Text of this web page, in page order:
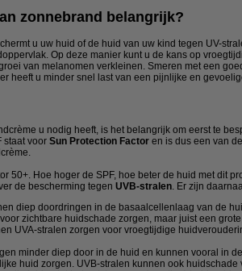
zonnebrand belangrijk?
u uw huid of de huid van uw kind tegen UV-
Op deze manier kunt u de kans op
van melanomen verkleinen. Smeren met een
heeft u minder snel last van een pijnlijke en
u nodig heeft, is het belangrijk om eerst te
staat voor Sun Protection Factor en is dus een van
50+. Hoe hoger de SPF, hoe beter de huid met dit
de bescherming tegen UVB-stralen . Er zijn
diep doordringen in de basaalcellenlaag van de
zichtbare huidschade zorgen, maar juist een
UVA-stralen zorgen voor vroegtijdige
minder diep door in de huid en kunnen vooral in
huid zorgen. UVB-stralen kunnen ook